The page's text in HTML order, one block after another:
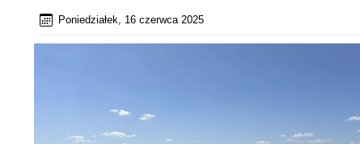
Poniedziałek, 16 czerwca 2025